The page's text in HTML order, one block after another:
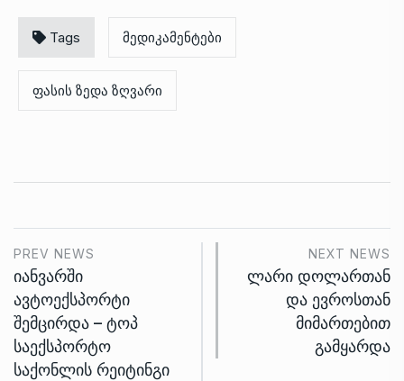
Tags მედიკამენტები
ფასის ზედა ზღვარი
PREV NEWS
იანვარში
ავტოექსპორტი
შემცირდა – ტოპ
საექსპორტო
საქონლის რეიტინგი
NEXT NEWS
ლარი დოლართან
და ევროსთან
მიმართებით
გამყარდა